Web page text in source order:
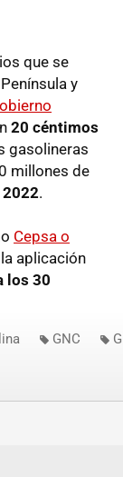
que se
y
20 céntimos
gasolineras
millones de
.
Cepsa o
aplicación
los 30
GNC